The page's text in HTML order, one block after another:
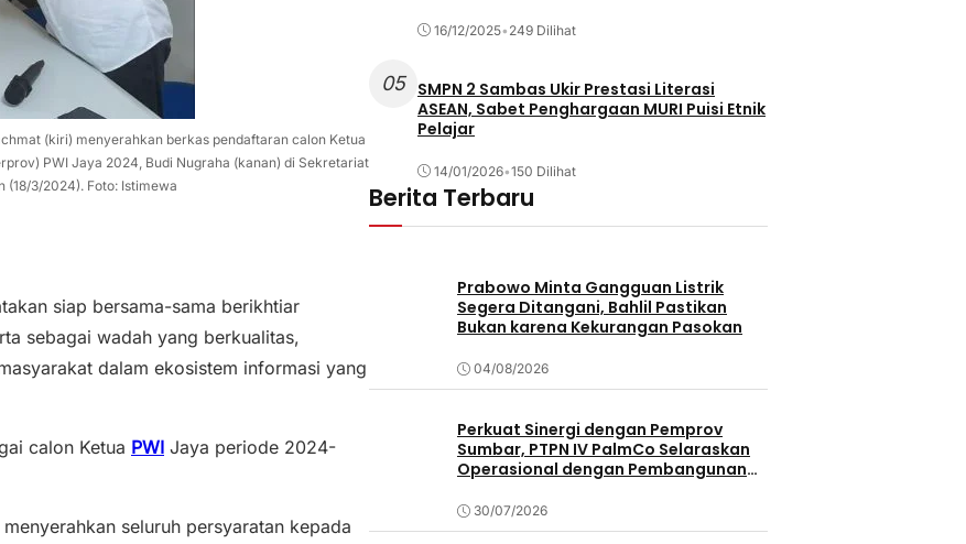
(kiri) menyerahkan berkas pendaftaran calon Ketua
PWI Jaya 2024, Budi Nugraha (kanan) di Sekretariat
(18/3/2024). Foto: Istimewa
siap bersama-sama berikhtiar
sebagai wadah yang berkualitas,
dalam ekosistem informasi yang
calon Ketua PWI Jaya periode 2024-
menyerahkan seluruh persyaratan kepada
16/12/2025• 249 Dilihat
05 SMPN 2 Sambas Ukir Prestasi Literasi
ASEAN, Sabet Penghargaan MURI Puisi Etnik
Pelajar
14/01/2026•150 Dilihat
Berita Terbaru
Prabowo Minta Gangguan Listrik
Segera Ditangani, Bahlil Pastikan
Bukan karena Kekurangan Pasokan
04/08/2026
Perkuat Sinergi dengan Pemprov
Sumbar, PTPN IV PalmCo Selaraskan
Operasional dengan Pembangunan
30/07/2026